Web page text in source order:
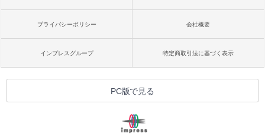
プライバシーポリシー 会社概要
インプレスグループ 特定商取引法に基づく表示
PC版で見る